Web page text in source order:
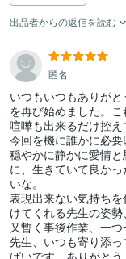
出品者からの返信を読む
匿名
いつもいつもありが
を再び始めました。
喧嘩も出来るだけ控え
今回を機に誰かに必要
穏やかに静かに愛情
に、生きていて良か
いな。
表現出来ない気持ち
けてくれる先生の姿勢
又暫く事後作業、一つ
先生、いつも寄り添